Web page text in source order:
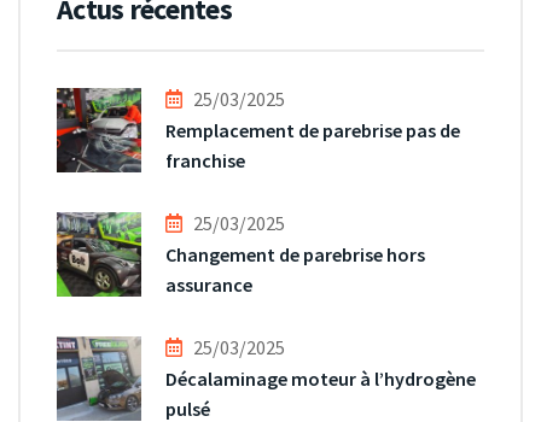
Actus récentes
25/03/2025
Remplacement de parebrise pas de
franchise
25/03/2025
Changement de parebrise hors
assurance
25/03/2025
Décalaminage moteur à l’hydrogène
pulsé